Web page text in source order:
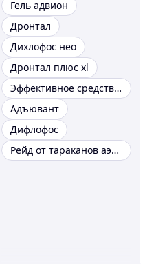
Гель адвион
Дронтал
Дихлофос нео
Дронтал плюс xl
Эффективное средство от прусаков
Адъювант
Дифлофос
Рейд от тараканов аэрозоль